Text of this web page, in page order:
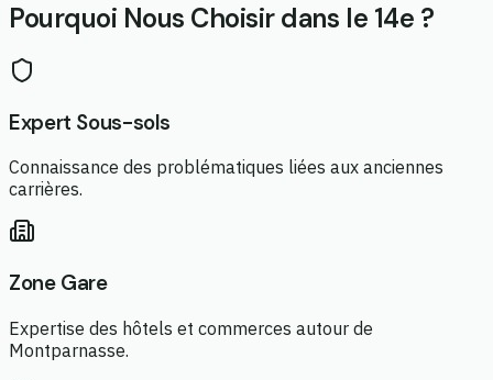
Pourquoi Nous Choisir dans le 14e ?
Expert Sous-sols
Connaissance des problématiques liées aux anciennes
carrières.
Zone Gare
Expertise des hôtels et commerces autour de
Montparnasse.